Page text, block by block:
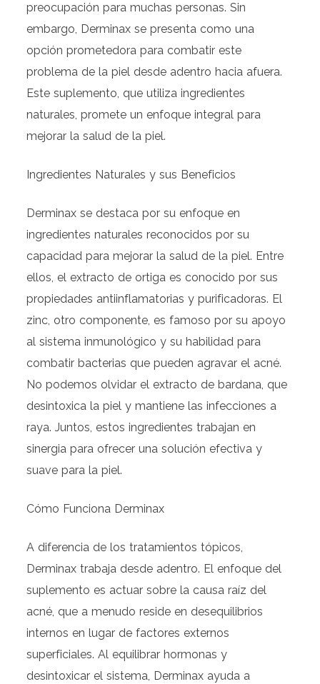
preocupación para muchas personas. Sin
embargo, Derminax se presenta como una
opción prometedora para combatir este
problema de la piel desde adentro hacia afuera.
Este suplemento, que utiliza ingredientes
naturales, promete un enfoque integral para
mejorar la salud de la piel.
Ingredientes Naturales y sus Beneficios
Derminax se destaca por su enfoque en
ingredientes naturales reconocidos por su
capacidad para mejorar la salud de la piel. Entre
ellos, el extracto de ortiga es conocido por sus
propiedades antiinflamatorias y purificadoras. El
zinc, otro componente, es famoso por su apoyo
al sistema inmunológico y su habilidad para
combatir bacterias que pueden agravar el acné.
No podemos olvidar el extracto de bardana, que
desintoxica la piel y mantiene las infecciones a
raya. Juntos, estos ingredientes trabajan en
sinergia para ofrecer una solución efectiva y
suave para la piel.
Cómo Funciona Derminax
A diferencia de los tratamientos tópicos,
Derminax trabaja desde adentro. El enfoque del
suplemento es actuar sobre la causa raíz del
acné, que a menudo reside en desequilibrios
internos en lugar de factores externos
superficiales. Al equilibrar hormonas y
desintoxicar el sistema, Derminax ayuda a